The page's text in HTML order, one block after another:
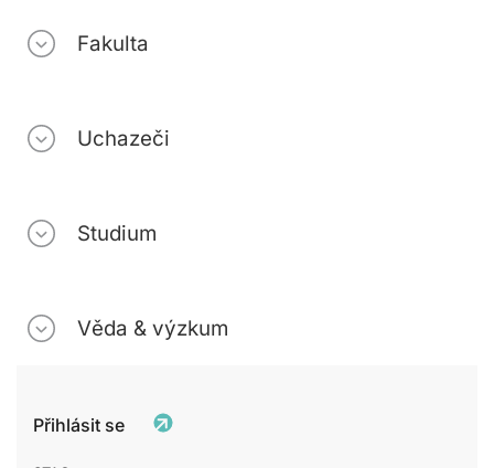
Fakulta
Uchazeči
Studium
Věda & výzkum
Přihlásit se